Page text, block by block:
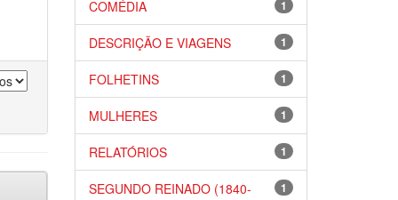
1
COMÉDIA
1
DESCRIÇÃO E VIAGENS
1
FOLHETINS
1
MULHERES
1
RELATÓRIOS
1
SEGUNDO REINADO (1840-